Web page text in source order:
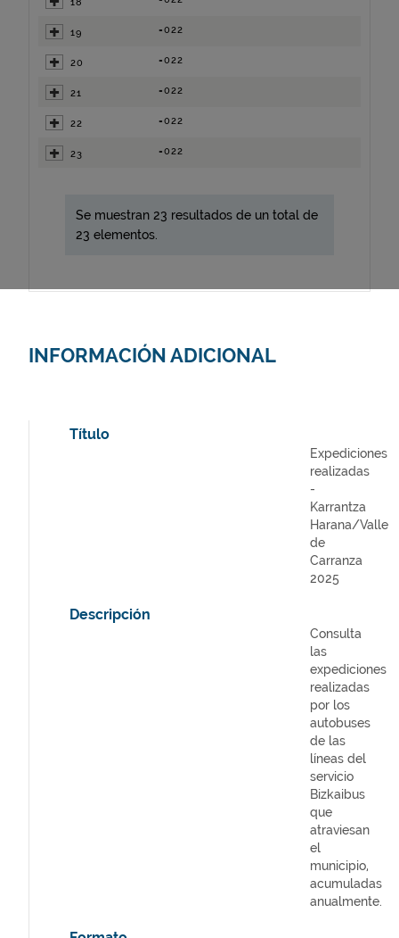
19 =022
20 =022
21 =022
22 =022
23 =022
Se muestran 23 resultados de un total de
23 elementos.
INFORMACIÓN ADICIONAL
Título
Expediciones
realizadas
-
Karrantza
Harana/Valle
de
Carranza
2025
Descripción
Consulta
las
expediciones
realizadas
por los
autobuses
de las
líneas del
servicio
Bizkaibus
que
atraviesan
el
municipio,
acumuladas
anualmente.